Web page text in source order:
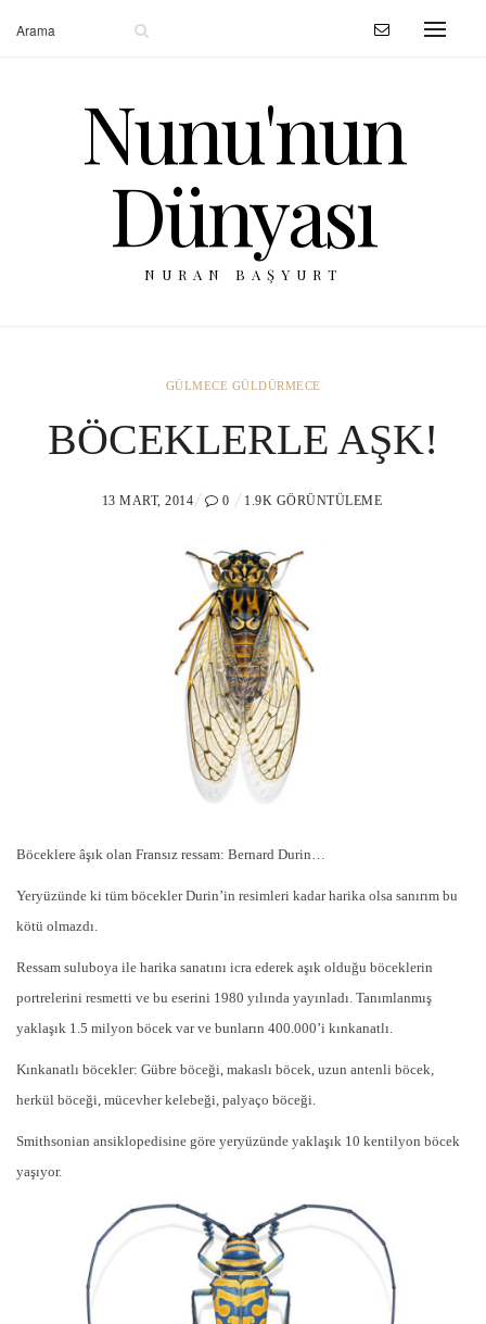
Nunu'nun
Dünyası
NURAN BAŞYURT
GÜLMECE GÜLDÜRMECE
BÖCEKLERLE AŞK!
P
13 MART, 2014 0 1.9K GÖRÜNTÜLEME
Böceklere âşık olan Fransız ressam: Bernard Durin…
Yeryüzünde ki tüm böcekler Durin’in resimleri kadar harika olsa sanırım bu
kötü olmazdı.
Ressam suluboya ile harika sanatını icra ederek aşık olduğu böceklerin
portrelerini resmetti ve bu eserini 1980 yılında yayınladı. Tanımlanmış
yaklaşık 1.5 milyon böcek var ve bunların 400.000’i kınkanatlı.
Kınkanatlı böcekler: Gübre böceği, makaslı böcek, uzun antenli böcek,
herkül böceği, mücevher kelebeği, palyaço böceği.
Smithsonian ansiklopedisine göre yeryüzünde yaklaşık 10 kentilyon böcek
yaşıyor.